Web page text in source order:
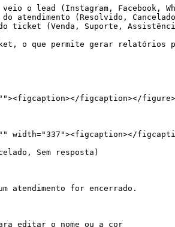
o lead (Instagram, Facebook,
atendimento (Resolvido,
ticket (Venda, Suporte,
o que permite gerar relatórios
figcaption></figure>
width="337"><figcaption></
Sem resposta)
atendimento for encerrado.
editar o nome ou a cor